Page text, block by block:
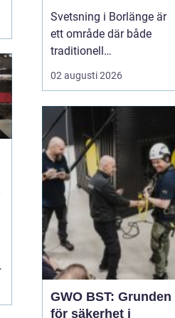
konstruktion
Svetsning i Borlänge är
ett område där både
traditionell
verkstadsindustri och
moderna
möts. I takt med att
kraven på hållbara
lösningar och hög
produktionssäkerhet ö...
02 augusti 2026
GWO BST: Grunden
för säkerhet i